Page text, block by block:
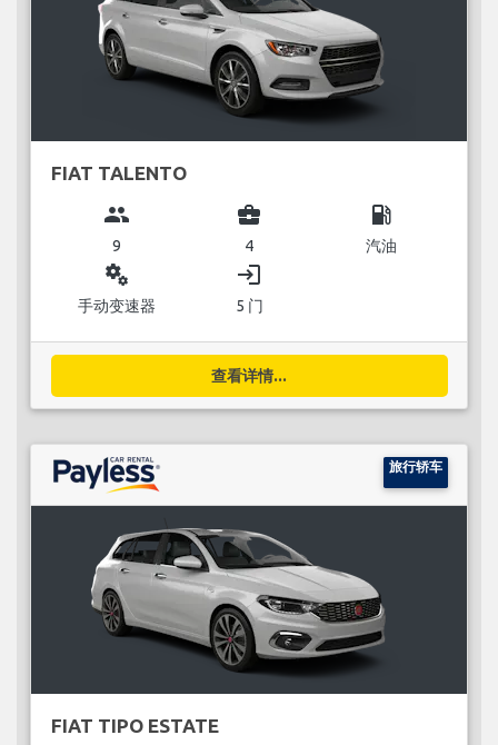
FIAT TALENTO
group
9
business_center
4
local_gas_station
汽油
miscellaneous_services
手动变速器
login
5 门
查看详情...
旅行轿车
FIAT TIPO ESTATE